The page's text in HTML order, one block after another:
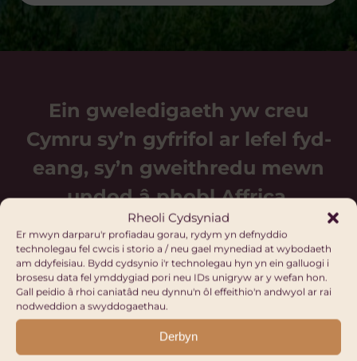
Rheoli Cydsyniad
Er mwyn darparu'r profiadau gorau, rydym yn defnyddio
technolegau fel cwcis i storio a / neu gael mynediad at wybodaeth
am ddyfeisiau. Bydd cydsynio i'r technolegau hyn yn ein galluogi i
brosesu data fel ymddygiad pori neu IDs unigryw ar y wefan hon.
Gall peidio â rhoi caniatâd neu dynnu'n ôl effeithio'n andwyol ar rai
nodweddion a swyddogaethau.
Derbyn
Ein gweledigaeth yw creu
Cymru sy’n gyfrifol ar lefel fyd-
eang, sy’n gweithredu mewn
undod â phobl Affrica.
Digwyddiadau i ddod